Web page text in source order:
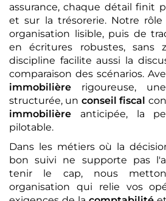
assurance, chaque détail finit
et sur la trésorerie. Notre
organisation lisible, puis de
en écritures robustes, sans
discipline facilite aussi la
comparaison des scénarios.
immobilière rigoureuse,
structurée, un conseil fiscal
immobilière anticipée, la
pilotable.
Dans les métiers où la
bon suivi ne supporte pas
tenir le cap, nous
organisation qui relie vos